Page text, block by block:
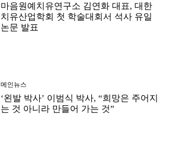
마음원예치유연구소 김연화 대표, 대한
치유산업학회 첫 학술대회서 석사 유일
논문 발표
메인뉴스
‘왼발 박사’ 이범식 박사, “희망은 주어지
는 것 아니라 만들어 가는 것”